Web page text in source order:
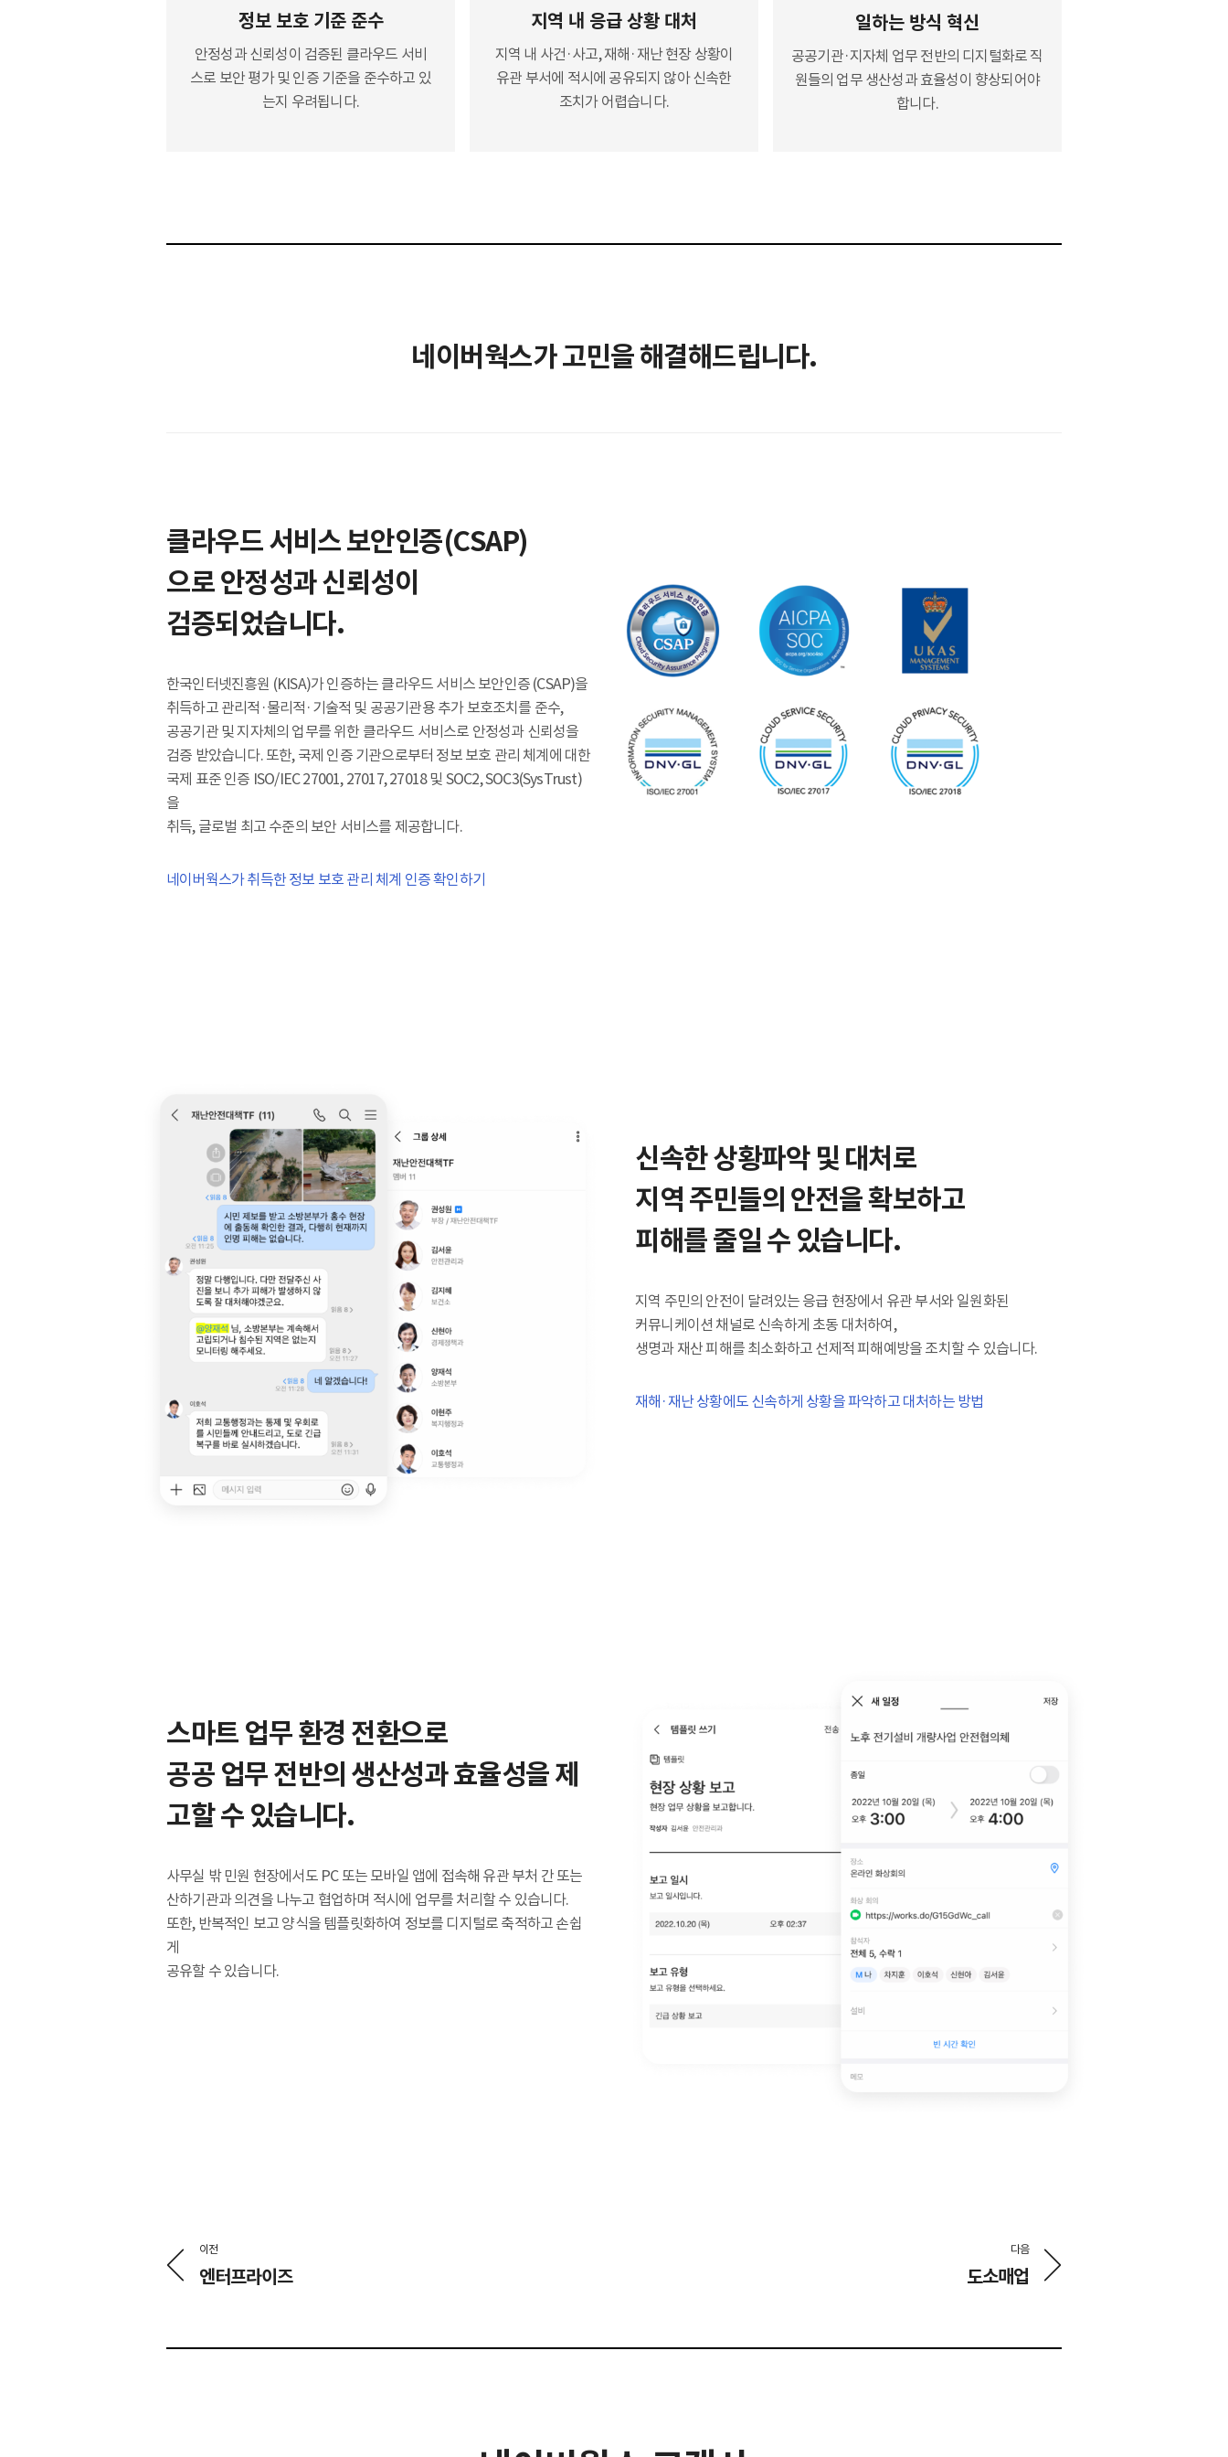
정보 보호 기준 준수
안정성과 신뢰성이 검증된 클라우드 서비
스로 보안 평가 및 인증 기준을 준수하고 있
는지 우려됩니다.
지역 내 응급 상황 대처
지역 내 사건·사고, 재해·재난 현장 상황이
유관 부서에 적시에 공유되지 않아 신속한
조치가 어렵습니다.
일하는 방식 혁신
공공기관·지자체 업무 전반의 디지털화로 직
원들의 업무 생산성과 효율성이 향상되어야
합니다.
네이버웍스가고민을 해결해드립니다.
클라우드 서비스 보안인증(CSAP)
으로 안정성과 신뢰성이
검증되었습니다.
한국인터넷진흥원 (KISA)가 인증하는 클라우드 서비스 보안인증 (CSAP)을
취득하고 관리적·물리적·기술적 및 공공기관용 추가 보호조치를 준수,
공공기관 및 지자체의 업무를 위한 클라우드 서비스로 안정성과 신뢰성을
검증 받았습니다. 또한, 국제 인증 기관으로부터 정보 보호 관리 체계에 대한
국제 표준 인증 ISO/IEC 27001, 27017, 27018 및 SOC2, SOC3(SysTrust)
을
취득, 글로벌 최고 수준의 보안 서비스를 제공합니다.
네이버웍스가 취득한 정보 보호 관리 체계 인증 확인하기
신속한 상황파악 및 대처로
지역 주민들의 안전을 확보하고
피해를 줄일 수 있습니다.
지역 주민의 안전이 달려있는 응급 현장에서 유관 부서와 일원화된
커뮤니케이션 채널로 신속하게 초동 대처하여,
생명과 재산 피해를 최소화하고 선제적 피해예방을 조치할 수 있습니다.
재해·재난 상황에도 신속하게 상황을 파악하고 대처하는 방법
스마트 업무 환경 전환으로
공공 업무 전반의 생산성과 효율성을 제
고할 수 있습니다.
사무실 밖 민원 현장에서도 PC 또는 모바일 앱에 접속해 유관 부처 간 또는
산하기관과 의견을 나누고 협업하며 적시에 업무를 처리할 수 있습니다.
또한, 반복적인 보고 양식을 템플릿화하여 정보를 디지털로 축적하고 손쉽
게
공유할 수 있습니다.
이전
엔터프라이즈
다음
도소매업